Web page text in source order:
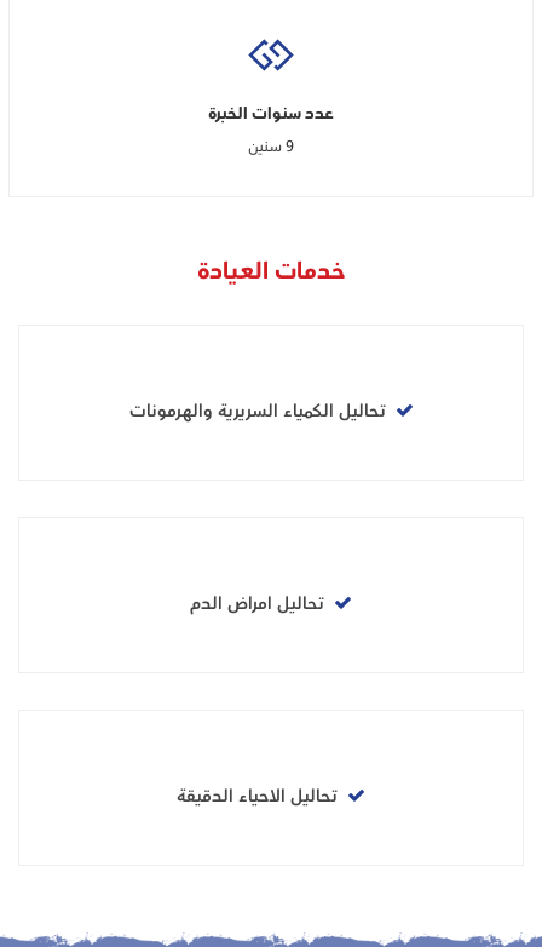
عدد سنوات الخبرة
9 سنين
خدمات العيادة
تحاليل الكمياء السريرية والهرمونات
تحاليل امراض الدم
تحاليل الاحياء الدقيقة